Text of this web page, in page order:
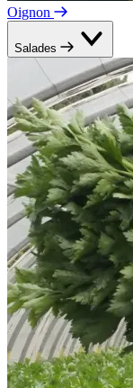
Oignon
Salades